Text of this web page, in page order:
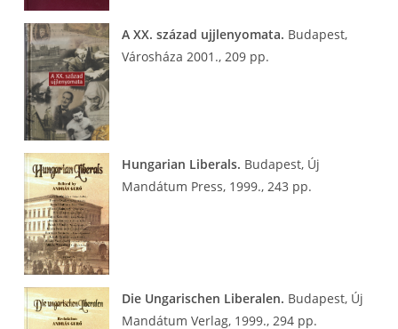
A XX. század ujjlenyomata. Budapest,
Városháza 2001., 209 pp.
Hungarian Liberals. Budapest, Új
Mandátum Press, 1999., 243 pp.
Die Ungarischen Liberalen. Budapest, Új
Mandátum Verlag, 1999., 294 pp.